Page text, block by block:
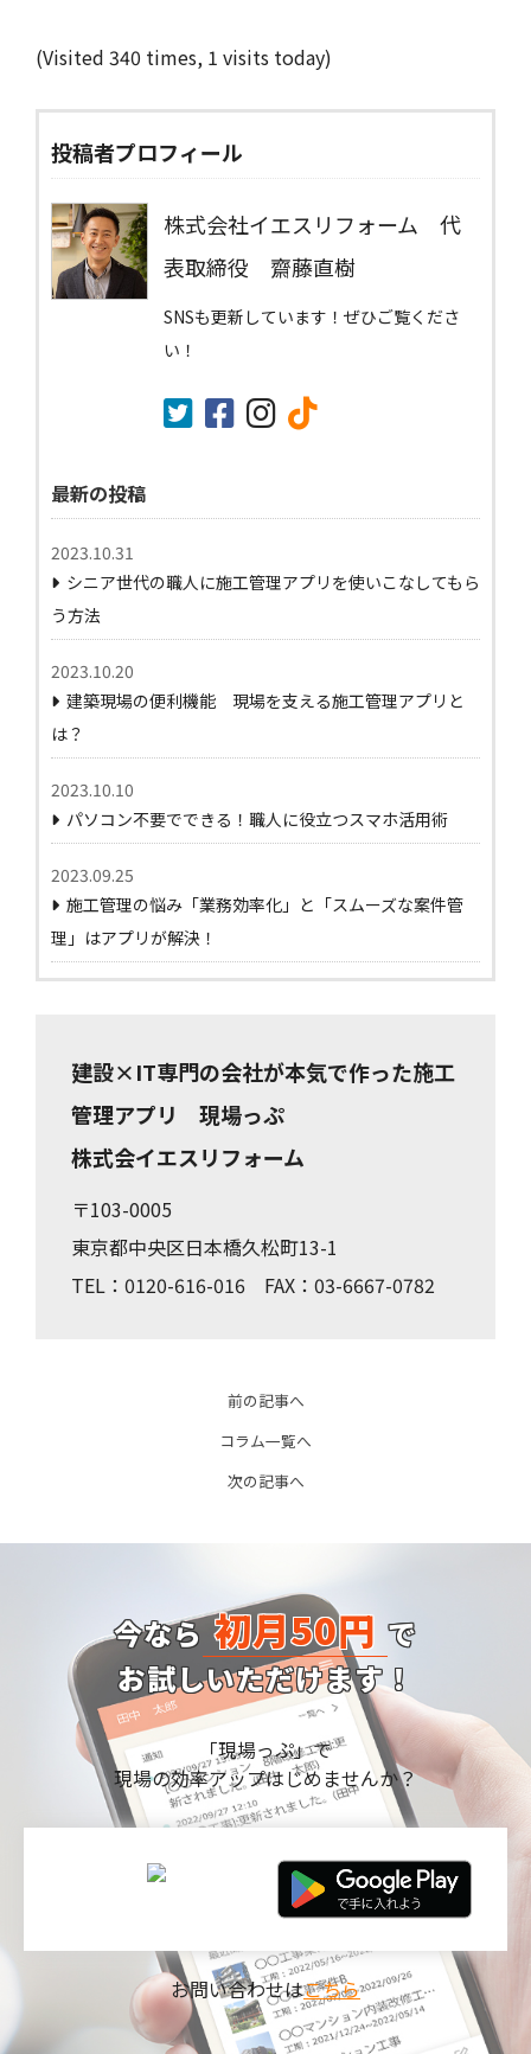
(Visited 340 times, 1 visits today)
投稿者プロフィール
株式会社イエスリフォーム 代
表取締役 齋藤直樹
SNSも更新しています！ぜひご覧くださ
い！
最新の投稿
2023.10.31
シニア世代の職人に施工管理アプリを使いこなしてもら
う方法
2023.10.20
建築現場の便利機能 現場を支える施工管理アプリと
は？
2023.10.10
パソコン不要でできる！職人に役立つスマホ活用術
2023.09.25
施工管理の悩み「業務効率化」と「スムーズな案件管
理」はアプリが解決！
建設×IT専門の会社が本気で作った施工
管理アプリ 現場っぷ
株式会イエスリフォーム
〒103-0005
東京都中央区日本橋久松町13-1
TEL：0120-616-016 FAX：03-6667-0782
前の記事へ
コラム一覧へ
次の記事へ
今なら 初月50円 で
お試しいただけます！
「現場っぷ」で
現場の効率アップはじめませんか？
お問い合わせはこちら